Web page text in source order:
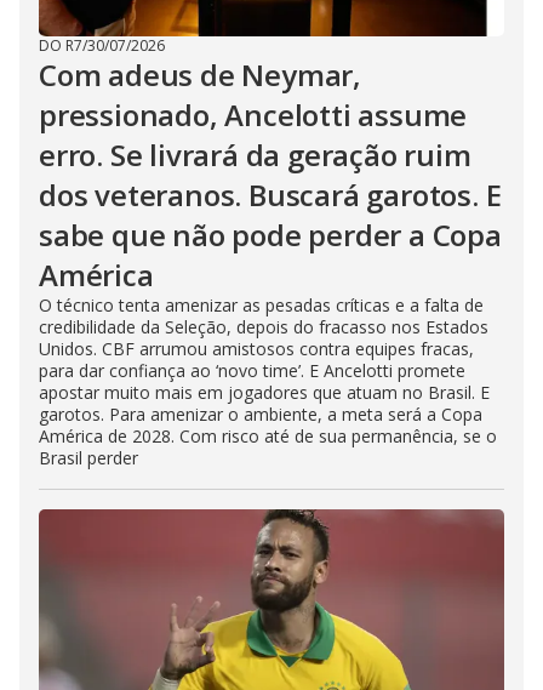
DO R7/30/07/2026
Com adeus de Neymar,
pressionado, Ancelotti assume
erro. Se livrará da geração ruim
dos veteranos. Buscará garotos. E
sabe que não pode perder a Copa
América
O técnico tenta amenizar as pesadas críticas e a falta de
credibilidade da Seleção, depois do fracasso nos Estados
Unidos. CBF arrumou amistosos contra equipes fracas,
para dar confiança ao ‘novo time’. E Ancelotti promete
apostar muito mais em jogadores que atuam no Brasil. E
garotos. Para amenizar o ambiente, a meta será a Copa
América de 2028. Com risco até de sua permanência, se o
Brasil perder